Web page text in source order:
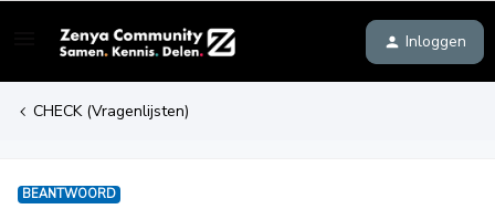
Inloggen
CHECK (Vragenlijsten)
BEANTWOORD